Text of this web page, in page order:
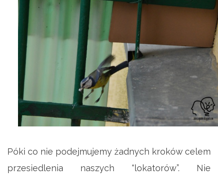
Póki co nie podejmujemy żadnych kroków celem
przesiedlenia naszych “lokatorów”. Nie